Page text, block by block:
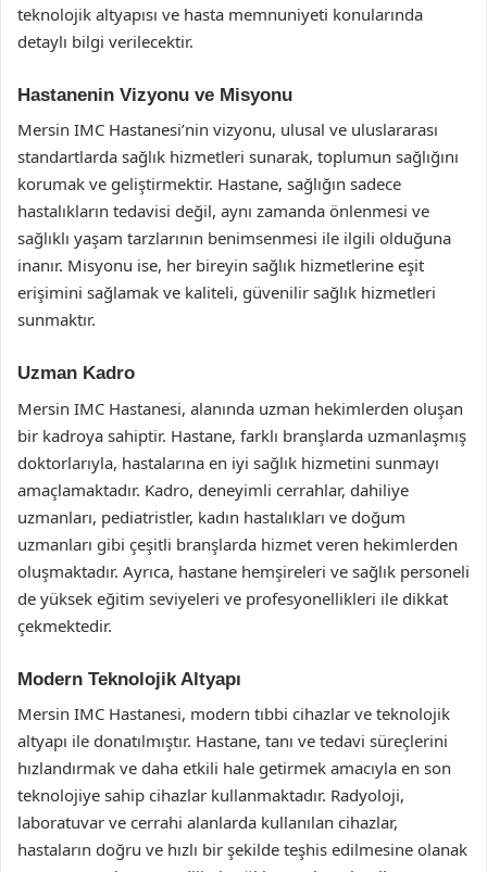
teknolojik altyapısı ve hasta memnuniyeti konularında
detaylı bilgi verilecektir.
Hastanenin Vizyonu ve Misyonu
Mersin IMC Hastanesi’nin vizyonu, ulusal ve uluslararası
standartlarda sağlık hizmetleri sunarak, toplumun sağlığını
korumak ve geliştirmektir. Hastane, sağlığın sadece
hastalıkların tedavisi değil, aynı zamanda önlenmesi ve
sağlıklı yaşam tarzlarının benimsenmesi ile ilgili olduğuna
inanır. Misyonu ise, her bireyin sağlık hizmetlerine eşit
erişimini sağlamak ve kaliteli, güvenilir sağlık hizmetleri
sunmaktır.
Uzman Kadro
Mersin IMC Hastanesi, alanında uzman hekimlerden oluşan
bir kadroya sahiptir. Hastane, farklı branşlarda uzmanlaşmış
doktorlarıyla, hastalarına en iyi sağlık hizmetini sunmayı
amaçlamaktadır. Kadro, deneyimli cerrahlar, dahiliye
uzmanları, pediatristler, kadın hastalıkları ve doğum
uzmanları gibi çeşitli branşlarda hizmet veren hekimlerden
oluşmaktadır. Ayrıca, hastane hemşireleri ve sağlık personeli
de yüksek eğitim seviyeleri ve profesyonellikleri ile dikkat
çekmektedir.
Modern Teknolojik Altyapı
Mersin IMC Hastanesi, modern tıbbi cihazlar ve teknolojik
altyapı ile donatılmıştır. Hastane, tanı ve tedavi süreçlerini
hızlandırmak ve daha etkili hale getirmek amacıyla en son
teknolojiye sahip cihazlar kullanmaktadır. Radyoloji,
laboratuvar ve cerrahi alanlarda kullanılan cihazlar,
hastaların doğru ve hızlı bir şekilde teşhis edilmesine olanak